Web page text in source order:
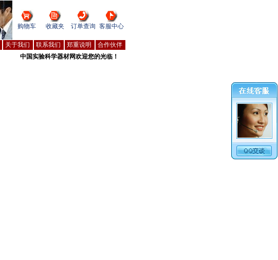
购物车 收藏夹 订单查询 客服中心
关于我们 联系我们 郑重说明
合作伙伴
中国实验科学器材网欢迎您的光临！